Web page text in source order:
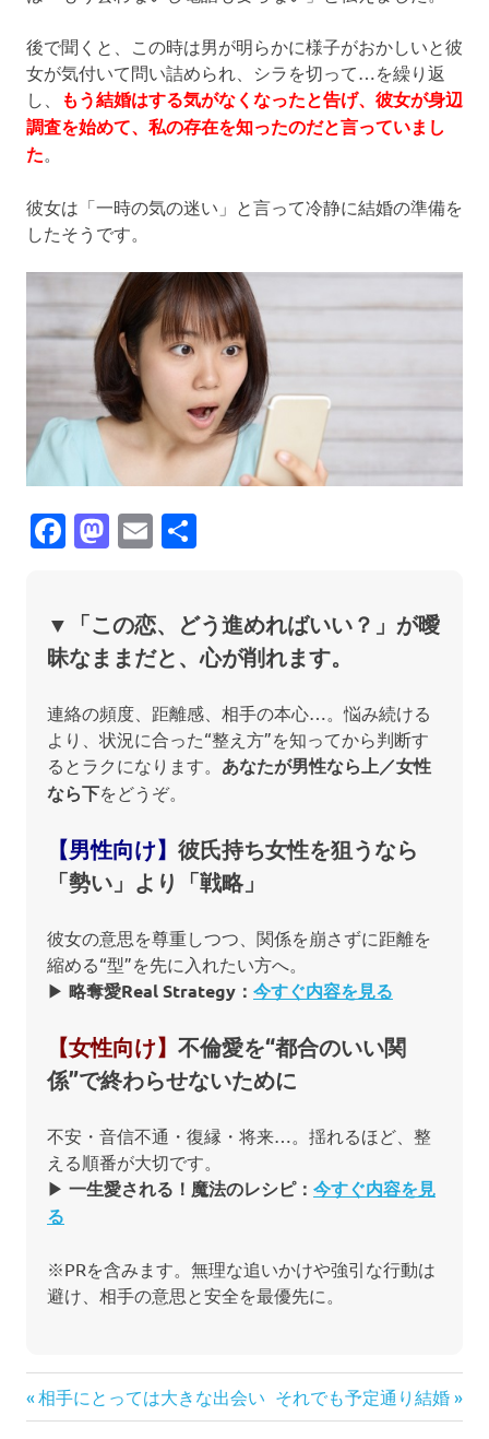
後で聞くと、この時は男が明らかに様子がおかしいと彼
女が気付いて問い詰められ、シラを切って…を繰り返
し、
もう結婚はする気がなくなったと告げ、彼女が身辺
調査を始めて、私の存在を知ったのだと言っていまし
た
彼女は「一時の気の迷い」と言って冷静に結婚の準備を
したそうです。
Facebook
Mastodon
Email
▼
「この恋、どう進めればいい？」が曖
昧なままだと、心が削れます。
連絡の頻度、距離感、相手の本心…。悩み続ける
より、状況に合った“整え方”を知ってから判断す
るとラクになります。 あなたが男性なら上／女性
なら下をどうぞ。
【男性向け】 彼氏持ち女性を狙うなら
「勢い」より「戦略」
彼女の意思を尊重しつつ、関係を崩さずに距離を
縮める“型”を先に入れたい方へ。
▶︎ 略奪愛Real Strategy： 今すぐ内容を見る
【女性向け】 不倫愛を“都合のいい関
係”で終わらせないために
不安・音信不通・復縁・将来…。揺れるほど、整
える順番が大切です。
▶︎ 一生愛される！魔法のレシピ： 今すぐ内容を見
る
※PRを含みます。無理な追いかけや強引な行動は
避け、相手の意思と安全を最優先に。
投
稿
前
の
相手にとっては大きな出会い 次
の
それでも予定通り結婚